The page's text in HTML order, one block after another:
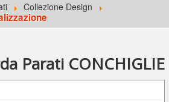
Collezione Design
Parati CONCHIGLIE